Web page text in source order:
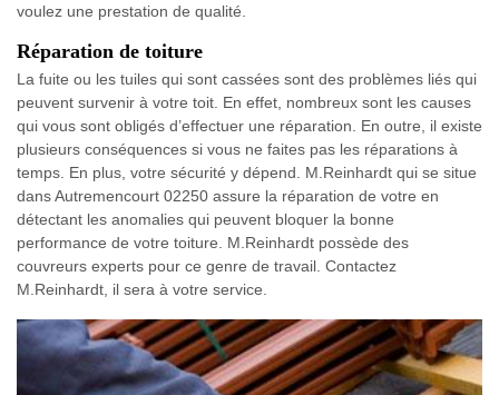
voulez une prestation de qualité.
Réparation de toiture
La fuite ou les tuiles qui sont cassées sont des problèmes liés qui
peuvent survenir à votre toit. En effet, nombreux sont les causes
qui vous sont obligés d’effectuer une réparation. En outre, il existe
plusieurs conséquences si vous ne faites pas les réparations à
temps. En plus, votre sécurité y dépend. M.Reinhardt qui se situe
dans Autremencourt 02250 assure la réparation de votre en
détectant les anomalies qui peuvent bloquer la bonne
performance de votre toiture. M.Reinhardt possède des
couvreurs experts pour ce genre de travail. Contactez
M.Reinhardt, il sera à votre service.